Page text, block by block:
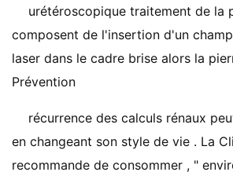
urétéroscopique traitement de la
composent de l'insertion d'un
laser dans le cadre brise alors la
Prévention
récurrence des calculs rénaux
en changeant son style de vie . La
recommande de consommer , "